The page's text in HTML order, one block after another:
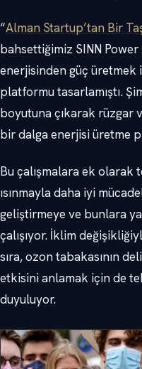
“Alman Startup’tan Bir
bahsettiğimiz SINN
enerjisinden güç üretmek
platformu tasarlamıştı.
boyutuna çıkarak rüzgar
bir dalga enerjisi üretme
Bu çalışmalara ek
ısınmayla daha iyi
geliştirmeye ve bunlara
çalışıyor. İklim
sıra, ozon tabakasının
etkisini anlamak için de
duyuluyor.